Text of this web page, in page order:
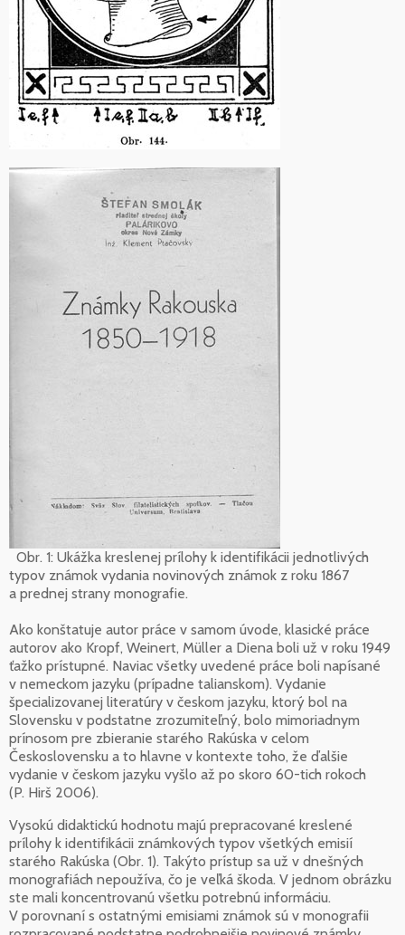
Obr. 1: Ukážka kreslenej prílohy k identifikácii jednotlivých
typov známok vydania novinových známok z roku 1867
a prednej strany monografie.
Ako konštatuje autor práce v samom úvode, klasické práce
autorov ako Kropf, Weinert, Müller a Diena boli už v roku 1949
ťažko prístupné. Naviac všetky uvedené práce boli napísané
v nemeckom jazyku (prípadne talianskom). Vydanie
špecializovanej literatúry v českom jazyku, ktorý bol na
Slovensku v podstatne zrozumiteľný, bolo mimoriadnym
prínosom pre zbieranie starého Rakúska v celom
Československu a to hlavne v kontexte toho, že ďalšie
vydanie v českom jazyku vyšlo až po skoro 60-tich rokoch
(P. Hirš 2006).
Vysokú didaktickú hodnotu majú prepracované kreslené
prílohy k identifikácii známkových typov všetkých emisií
starého Rakúska (Obr. 1). Takýto prístup sa už v dnešných
monografiách nepoužíva, čo je veľká škoda. V jednom obrázku
ste mali koncentrovanú všetku potrebnú informáciu.
V porovnaní s ostatnými emisiami známok sú v monografii